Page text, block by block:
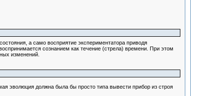
а само восприятие экспериментатора приводя
сознанием как течение (стрела) времени. При этом
изменений.
эволюция должна была бы просто типа вывести прибор из строя